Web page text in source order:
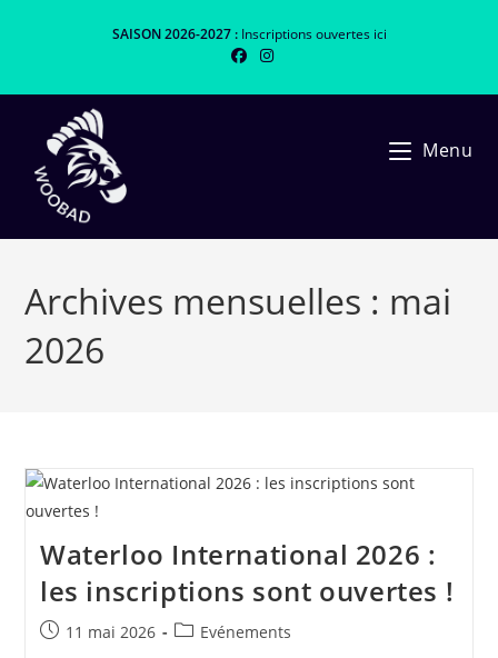
SAISON 2026-2027 :Inscriptions ouvertes ici
Menu
Archives mensuelles : mai
2026
Waterloo International 2026 :
les inscriptions sont ouvertes !
Publication
11 mai 2026
PostEvénements